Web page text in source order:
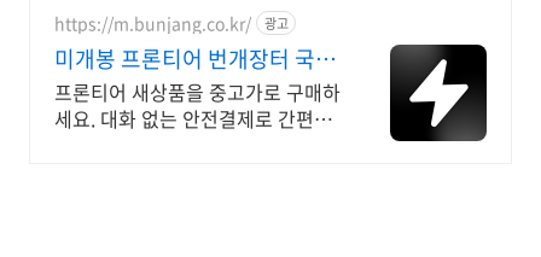
https://m.bunjang.co.kr/ 광고
미개봉 프론티어 번개장터 국내
최대 브랜드 중고거래
프론티어 새상품을 중고가로 구매하
세요. 대화 없는 안전결제로 간편하